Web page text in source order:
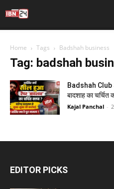
Home Tags Badshah business
Tag: badshah
Badshah Club
बादशाह का चर्चित
Kajal Panchal -
EDITOR PICKS